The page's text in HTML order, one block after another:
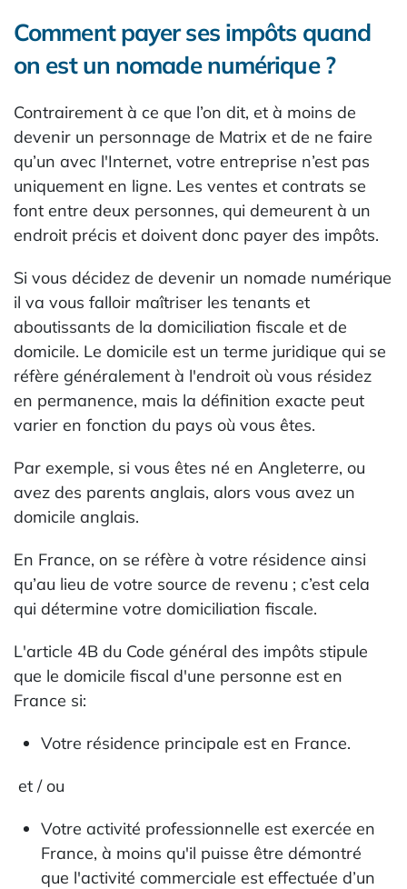
Comment payer ses impôts quand
on est un nomade numérique ?
Contrairement à ce que l’on dit, et à moins de
devenir un personnage de Matrix et de ne faire
qu’un avec l'Internet, votre entreprise n’est pas
uniquement en ligne. Les ventes et contrats se
font entre deux personnes, qui demeurent à un
endroit précis et doivent donc payer des impôts.
Si vous décidez de devenir un nomade numérique
il va vous falloir maîtriser les tenants et
aboutissants de la domiciliation fiscale et de
domicile. Le domicile est un terme juridique qui se
réfère généralement à l'endroit où vous résidez
en permanence, mais la définition exacte peut
varier en fonction du pays où vous êtes.
Par exemple, si vous êtes né en Angleterre, ou
avez des parents anglais, alors vous avez un
domicile anglais.
En France, on se réfère à votre résidence ainsi
qu’au lieu de votre source de revenu ; c’est cela
qui détermine votre domiciliation fiscale.
L'article 4B du Code général des impôts stipule
que le domicile fiscal d'une personne est en
France si:
Votre résidence principale est en France.
et / ou
Votre activité professionnelle est exercée en
France, à moins qu'il puisse être démontré
que l'activité commerciale est effectuée d’un